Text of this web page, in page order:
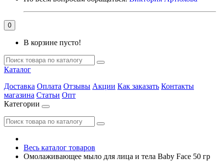
0
В корзине пусто!
Каталог
Доставка Оплата Отзывы Акции Как заказать Контакты
магазина Статьи Опт
Категории
Весь каталог товаров
Омолаживающее мыло для лица и тела Baby Face 50 гр